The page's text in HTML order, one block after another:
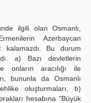
ilgili olan Osmanlı,
Azerbaycan
kalamazdı. Bu durum
a) Bazı devletlerin
onların aracılığı ile
bununla da Osmanlı
oluşturmaları, b)
hesabına "Büyük